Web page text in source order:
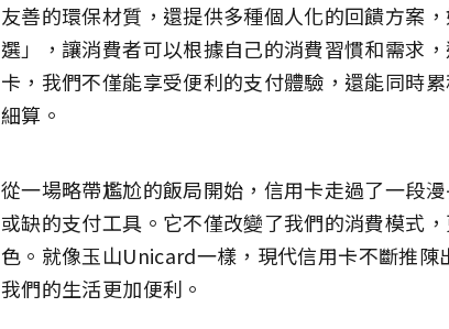
友善的環保材質，還提供多種個人化的回饋方案
選」，讓消費者可以根據自己的消費習慣和需求
卡，我們不僅能享受便利的支付體驗，還能同時
細算。
從一場略帶尷尬的飯局開始，信用卡走過了一段
或缺的支付工具。它不僅改變了我們的消費模式
色。就像玉山Unicard一樣，現代信用卡不斷推
我們的生活更加便利。